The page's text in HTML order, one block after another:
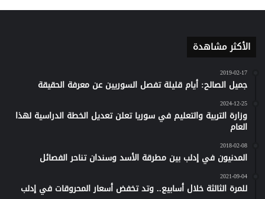
الأكثر مشاهدة
2019-02-17
جميل الصالح: أيام قليلة تفصل السوريين عن معرفة الحقيقة
2024-12-25
وزارة التربية والتعليم في سوريا تعلن تعديل الخطة الدراسية لهذا
العام
2018-02-08
المدنيون في إدلب بين مطرقة الأسد وسندان تناحر الفصائل
2021-09-04
للمرة الثالثة خلال أسابيع.. وتد تخفض أسعار المحروقات في إدلب